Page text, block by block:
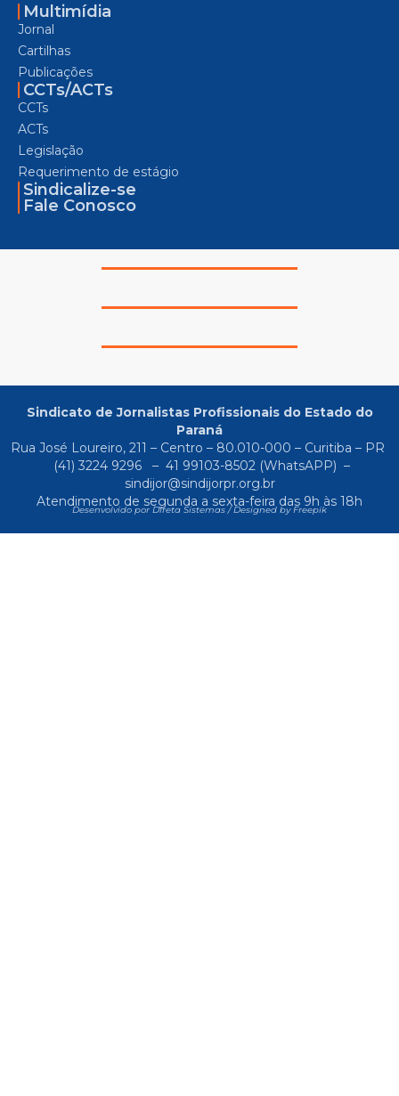
Multimídia
Jornal
Cartilhas
Publicações
CCTs/ACTs
CCTs
ACTs
Legislação
Requerimento de estágio
Sindicalize-se
Fale Conosco
Sindicato de Jornalistas Profissionais do Estado do
Paraná
Rua José Loureiro, 211 – Centro – 80.010-000 – Curitiba – PR
(41) 3224 9296
– 41 99103-8502(WhatsAPP) –
sindijor@sindijorpr.org.br
Atendimento de segunda a sexta-feira das 9h às 18h
Desenvolvido por Direta Sistemas /Designed by Freepik